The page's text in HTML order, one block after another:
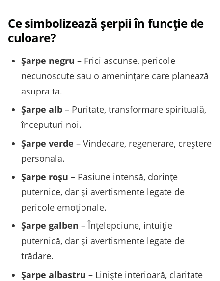
Ce simbolizează șerpii în funcție de
culoare?
Șarpe negru – Frici ascunse, pericole
necunoscute sau o amenințare care planează
asupra ta.
Șarpe alb – Puritate, transformare spirituală,
începuturi noi.
Șarpe verde – Vindecare, regenerare, creștere
personală.
Șarpe roșu – Pasiune intensă, dorințe
puternice, dar și avertismente legate de
pericole emoționale.
Șarpe galben – Înțelepciune, intuiție
puternică, dar și avertismente legate de
trădare.
Șarpe albastru – Liniște interioară, claritate